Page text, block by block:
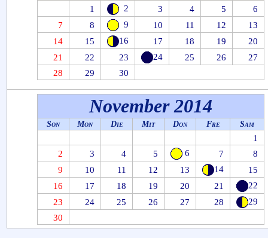
1 2 3 4 5
6
7
8 9 10 11 12
13
14
15 16 17 18 19
20
21
22 23 24 25 26
27
28
29 30
November 2014
Son Mon Die Mit Don Fre Sam
1
2
3 4 5 6 7
8
9
10 11 12 13 14
15
16
17 18 19 20 21
22
23
24 25 26 27 28
29
30